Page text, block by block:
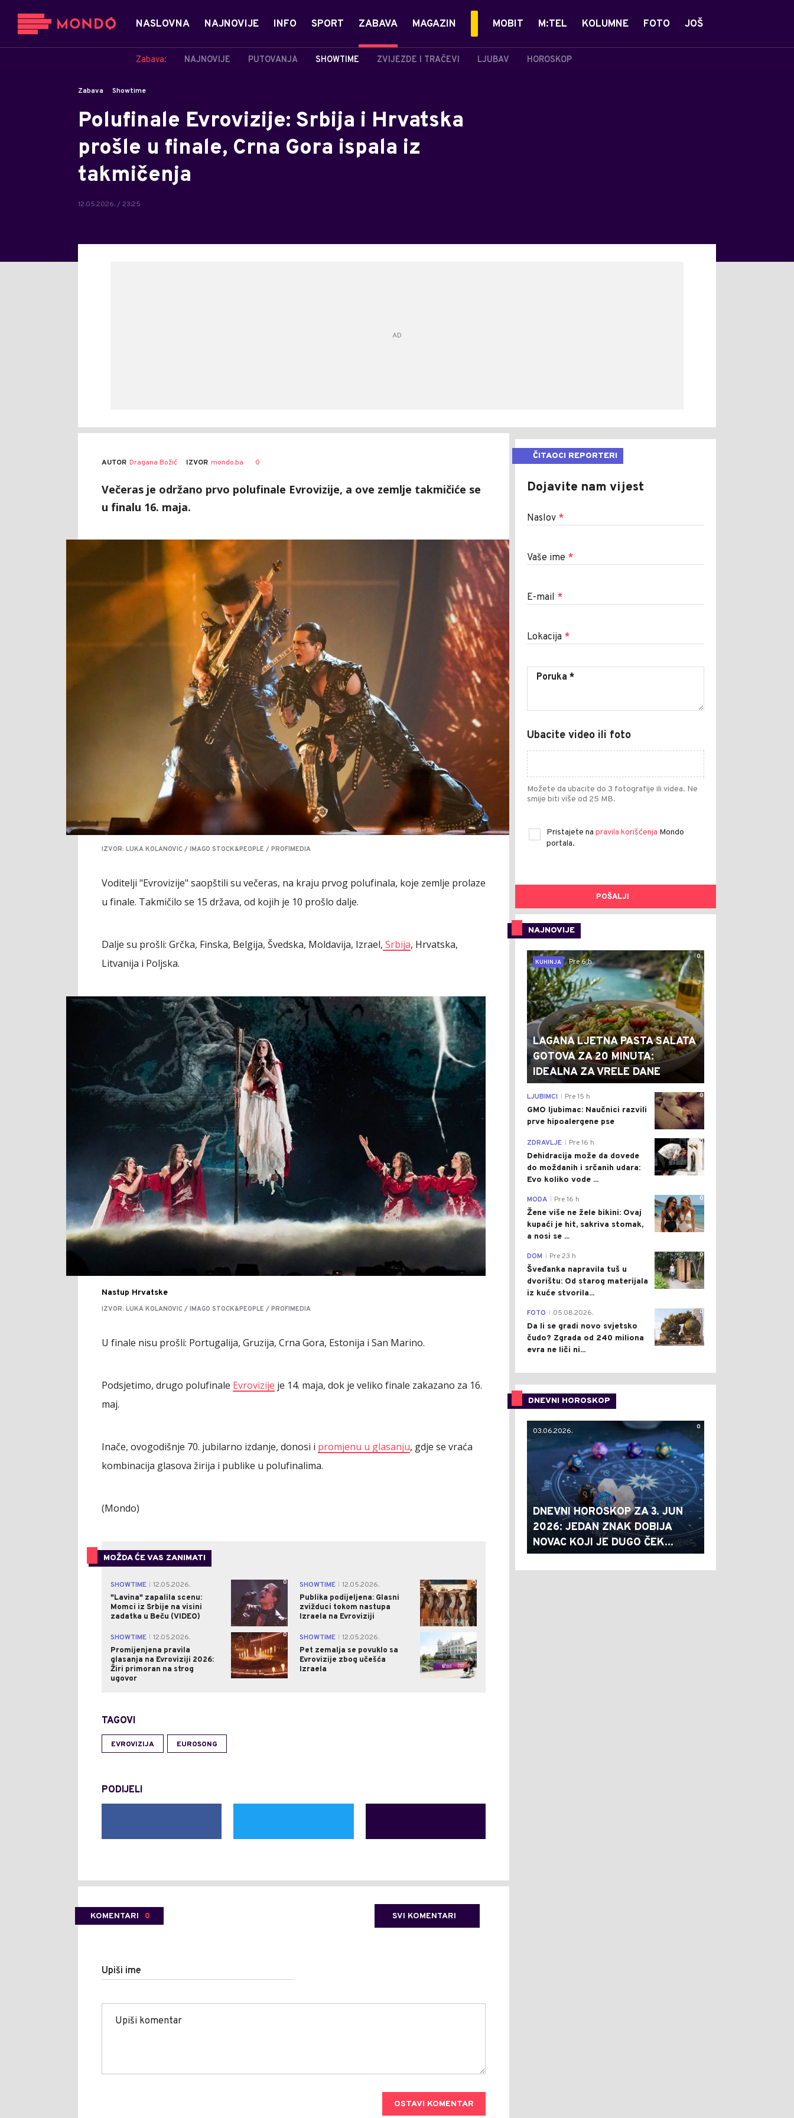
NASLOVNA NAJNOVIJE INFO SPORT ZABAVA
Zabava: NAJNOVIJE PUTOVANJA SHOWTIME ZVIJEZDE I TRAČEVI LJUBAV HOROSKOP
MAGAZIN MOBIT M:TEL KOLUMNE FOTO JOŠ
Zabava Showtime
Polufinale Evrovizije: Srbija i Hrvatska
prošle u finale, Crna Gora ispala iz
takmičenja
12.05.2026. / 23:25
AUTOR Dragana Božić IZVOR mondo.ba 0
Večeras je održano prvo polufinale Evrovizije, a ove zemlje takmičiće se
u finalu 16. maja.
IZVOR: LUKA KOLANOVIC / IMAGO STOCK&PEOPLE / PROFIMEDIA
Voditelji "Evrovizije" saopštili su večeras, na kraju prvog polufinala, koje zemlje prolaze
u finale. Takmičilo se 15 država, od kojih je 10 prošlo dalje.
Dalje su prošli: Grčka, Finska, Belgija, Švedska, Moldavija, Izrael, Srbija, Hrvatska,
Litvanija i Poljska.
Nastup Hrvatske
IZVOR: LUKA KOLANOVIC / IMAGO STOCK&PEOPLE / PROFIMEDIA
U finale nisu prošli: Portugalija, Gruzija, Crna Gora, Estonija i San Marino.
Podsjetimo, drugo polufinale Evrovizije je 14. maja, dok je veliko finale zakazano za 16.
maj.
Inače, ovogodišnje 70. jubilarno izdanje, donosi i promjenu u glasanju, gdje se vraća
kombinacija glasova žirija i publike u polufinalima.
(Mondo)
MOŽDA ĆE VAS ZANIMATI
SHOWTIME
12.05.2026.
"Lavina" zapalila scenu:
Momci iz Srbije na visini
zadatka u Beču (VIDEO)
0 SHOWTIME
12.05.2026.
Publika podijeljena: Glasni
zvižduci tokom nastupa
Izraela na Evroviziji
0
SHOWTIME
12.05.2026.
Promijenjena pravila
glasanja na Evroviziji 2026:
Žiri primoran na strog
ugovor
0 SHOWTIME
12.05.2026.
Pet zemalja se povuklo sa
Evrovizije zbog učešća
Izraela
TAGOVI
EVROVIZIJA EUROSONG
PODIJELI
KOMENTARI 0 SVI KOMENTARI
Upiši ime
OSTAVI KOMENTAR
ČITAOCI REPORTERI
Dojavite nam vijest
Naslov *
Vaše ime *
E-mail *
Lokacija *
Ubacite video ili foto
Možete da ubacite do 3 fotografije ili videa. Ne
smije biti više od 25 MB.
Pristajete na pravila korišćenja Mondo
portala.
POŠALJI
NAJNOVIJE
0
KUHINJA
Pre 6 h
LAGANA LJETNA PASTA SALATA
GOTOVA ZA 20 MINUTA:
IDEALNA ZA VRELE DANE
0
LJUBIMCI Pre 15 h
GMO ljubimac: Naučnici razvili
prve hipoalergene pse
0
ZDRAVLJE Pre 16 h
Dehidracija može da dovede
do moždanih i srčanih udara:
Evo koliko vode ...
0
MODA Pre 16 h
Žene više ne žele bikini: Ovaj
kupaći je hit, sakriva stomak,
a nosi se ...
0
DOM Pre 23 h
Šveđanka napravila tuš u
dvorištu: Od starog materijala
iz kuće stvorila...
0
FOTO 05.08.2026.
Da li se gradi novo svjetsko
čudo? Zgrada od 240 miliona
evra ne liči ni...
DNEVNI HOROSKOP
0
03.06.2026.
DNEVNI HOROSKOP ZA 3. JUN
2026: JEDAN ZNAK DOBIJA
NOVAC KOJI JE DUGO ČEK...